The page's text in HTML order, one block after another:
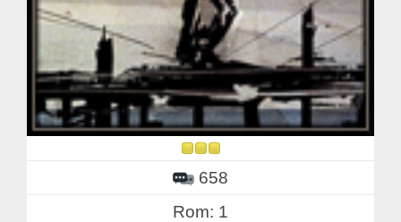
658
Rom: 1